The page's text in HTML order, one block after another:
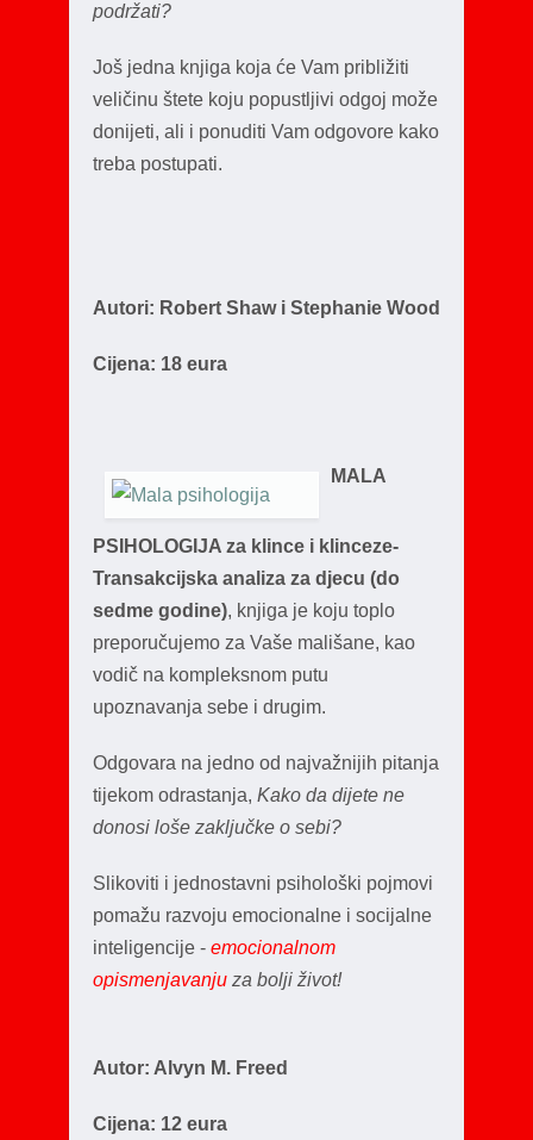
podržati?
Još jedna knjiga koja će Vam približiti
veličinu štete koju popustljivi odgoj može
donijeti, ali i ponuditi Vam odgovore kako
treba postupati.
Autori: Robert Shaw i Stephanie Wood
Cijena: 18 eura
MALA
PSIHOLOGIJA za klince i klinceze-
Transakcijska analiza za djecu (do
sedme godine), knjiga je koju toplo
preporučujemo za Vaše mališane, kao
vodič na kompleksnom putu
upoznavanja sebe i drugim.
Odgovara na jedno od najvažnijih pitanja
tijekom odrastanja, Kako da dijete ne
donosi loše zaključke o sebi?
Slikoviti i jednostavni psihološki pojmovi
pomažu razvoju emocionalne i socijalne
inteligencije - emocionalnom
opismenjavanju za bolji život!
Autor: Alvyn M. Freed
Cijena: 12 eura